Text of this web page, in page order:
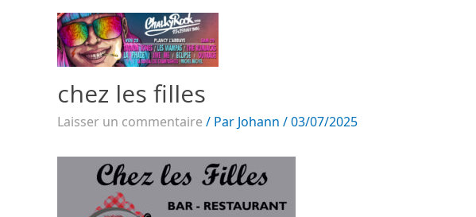
chez les filles
Laisser un commentaire / Par Johann /03/07/2025